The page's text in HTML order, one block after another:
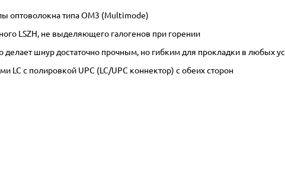
оптоволокна типа OM3 (Multimode)
LSZH, не выделяющего галогенов при горении
шнур достаточно прочным, но гибким для прокладки в любых
LC с полировкой UPC (LC/UPC коннектор) с обеих сторон